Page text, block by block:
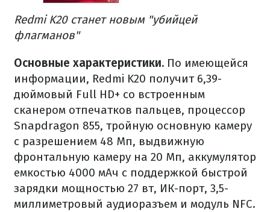
Redmi K20 станет новым "убийцей
флагманов"
Основные характеристики. По имеющейся
информации, Redmi K20 получит 6,39-
дюймовый Full HD+ со встроенным
сканером отпечатков пальцев, процессор
Snapdragon 855, тройную основную камеру
с разрешением 48 Мп, выдвижную
фронтальную камеру на 20 Мп, аккумулятор
емкостью 4000 мАч с поддержкой быстрой
зарядки мощностью 27 вт, ИК-порт, 3,5-
миллиметровый аудиоразъем и модуль NFC.